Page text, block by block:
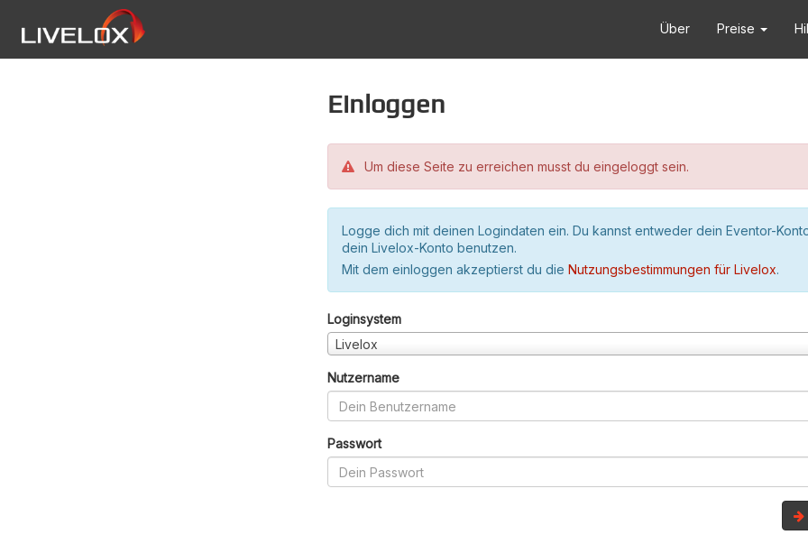
Über Preise
Einloggen
Um diese Seite zu erreichen musst du eingeloggt sein.
Logge dich mit deinen Logindaten ein. Du kannst entweder dein Eventor-
dein Livelox-Konto benutzen.
Mit dem einloggen akzeptierst du die Nutzungsbestimmungen für Livelox.
Loginsystem
Livelox
Nutzername
Passwort